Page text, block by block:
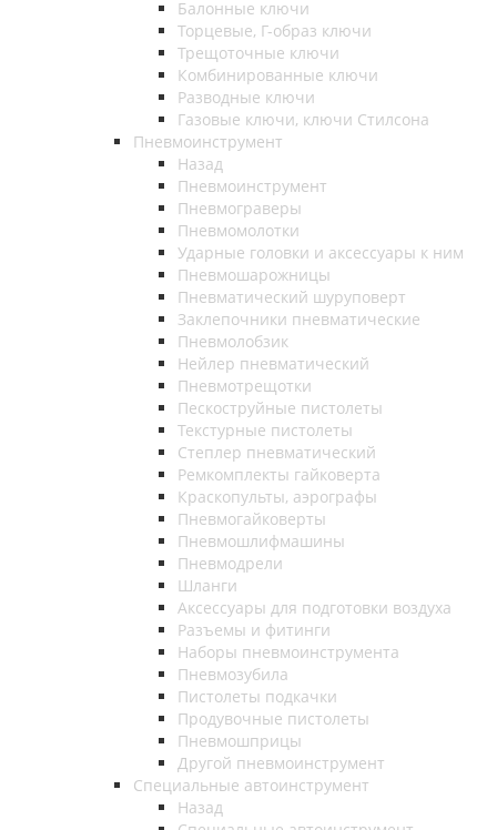
Балонные ключи
Торцевые, Г-образ ключи
Трещоточные ключи
Комбинированные ключи
Разводные ключи
Газовые ключи, ключи Стилсона
Пневмоинструмент
Назад
Пневмоинструмент
Пневмограверы
Пневмомолотки
Ударные головки и аксессуары к ним
Пневмошарожницы
Пневматический шуруповерт
Заклепочники пневматические
Пневмолобзик
Нейлер пневматический
Пневмотрещотки
Пескоструйные пистолеты
Текстурные пистолеты
Степлер пневматический
Ремкомплекты гайковерта
Краскопульты, аэрографы
Пневмогайковерты
Пневмошлифмашины
Пневмодрели
Шланги
Аксессуары для подготовки воздуха
Разъемы и фитинги
Наборы пневмоинструмента
Пневмозубила
Пистолеты подкачки
Продувочные пистолеты
Пневмошприцы
Другой пневмоинструмент
Специальные автоинструмент
Назад